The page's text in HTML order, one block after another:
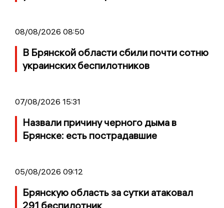
08/08/2026 08:50
В Брянской области сбили почти сотню
украинских беспилотников
07/08/2026 15:31
Назвали причину черного дыма в
Брянске: есть пострадавшие
05/08/2026 09:12
Брянскую область за сутки атаковал
291 беспилотник